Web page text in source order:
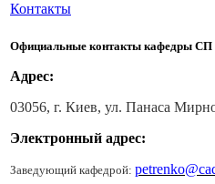
Контакты
Официальные контакты кафедры
Адрес:
03056, г. Киев, ул. Панаса
Электронный адрес:
Заведующий кафедрой: